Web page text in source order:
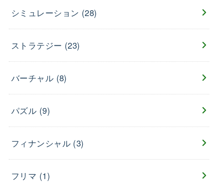
シミュレーション (28)
ストラテジー (23)
バーチャル (8)
パズル (9)
フィナンシャル (3)
フリマ (1)